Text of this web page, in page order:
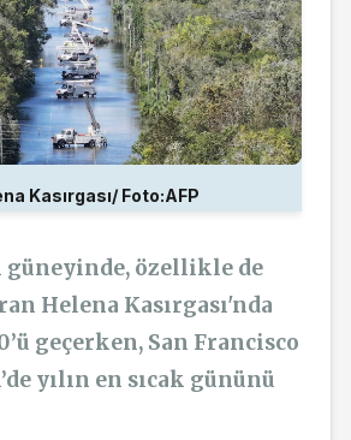
Kasırgası/ Foto:AFP
güneyinde, özellikle de
Helena Kasırgası'nda
geçerken, San Francisco
yılın en sıcak gününü